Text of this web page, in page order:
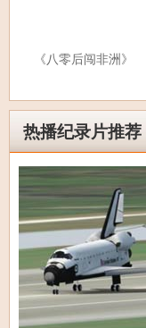
《八零后闯非洲》
热播纪录片推荐